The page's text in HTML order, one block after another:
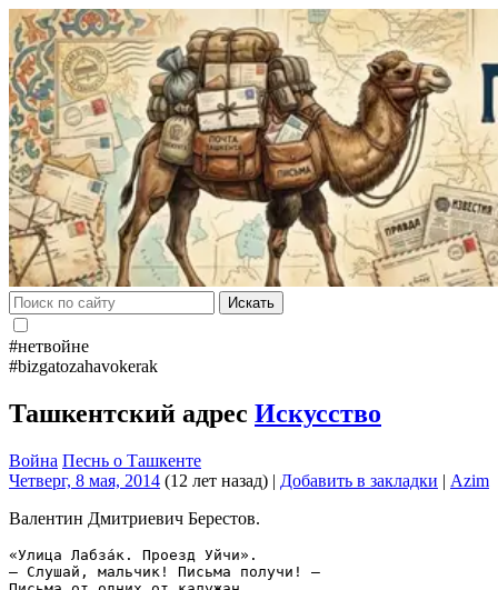
Искать
#нетвойне
#bizgatozahavokerak
Ташкентский адрес Искусство
Война Песнь о Ташкенте
Четверг, 8 мая, 2014 (12 лет назад) | Добавить в закладки | Azim
Валентин Дмитриевич Берестов.
«Улица Лабзáк. Проезд Уйчи».
– Слушай, мальчик! Письма получи! –